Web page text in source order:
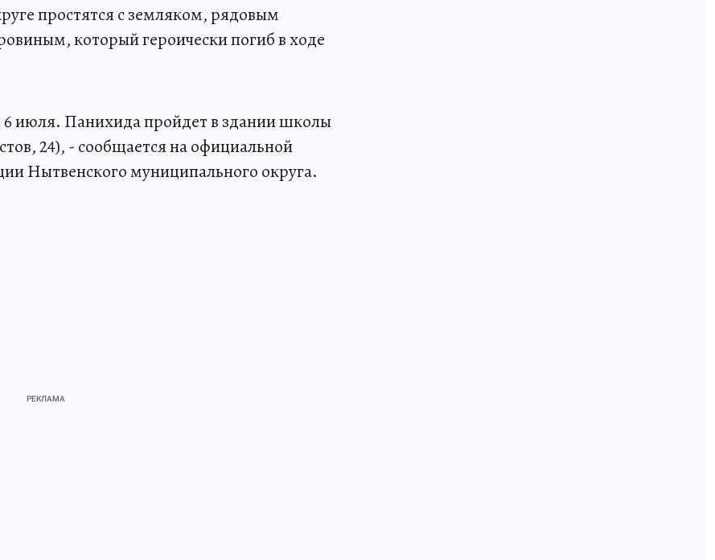
простятся с земляком, рядовым
который героически погиб в ходе
июля. Панихида пройдет в здании школы
24), - сообщается на официальной
Нытвенского муниципального округа.